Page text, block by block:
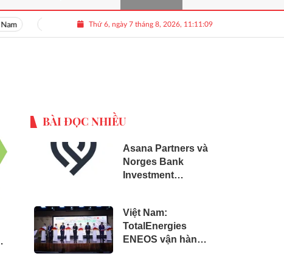
Giải bài toán nguồn nhân lực chất lượng cao cho doanh nghiệp
Thứ 6, ngày 7 tháng 8, 2026, 11:11:10
BÀI ĐỌC NHIỀU
Asana Partners và
Norges Bank
Investment
Doanh Chiến
Lược Đầu Tư vào
Bất Động Sản Bán
Việt Nam:
TotalEnergies
ENEOS vận hành